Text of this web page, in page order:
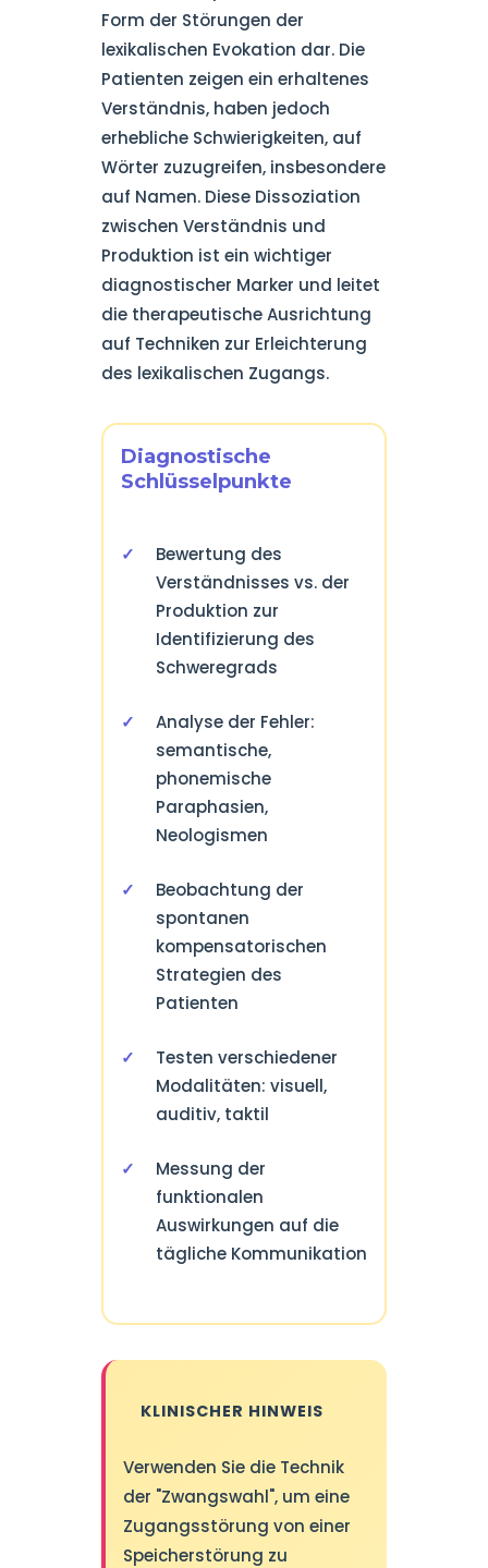
Form der Störungen der
lexikalischen Evokation dar. Die
Patienten zeigen ein erhaltenes
Verständnis, haben jedoch
erhebliche Schwierigkeiten, auf
Wörter zuzugreifen, insbesondere
auf Namen. Diese Dissoziation
zwischen Verständnis und
Produktion ist ein wichtiger
diagnostischer Marker und leitet
die therapeutische Ausrichtung
auf Techniken zur Erleichterung
des lexikalischen Zugangs.
Diagnostische
Schlüsselpunkte
Bewertung des
Verständnisses vs. der
Produktion zur
Identifizierung des
Schweregrads
Analyse der Fehler:
semantische,
phonemische
Paraphasien,
Neologismen
Beobachtung der
spontanen
kompensatorischen
Strategien des
Patienten
Testen verschiedener
Modalitäten: visuell,
auditiv, taktil
Messung der
funktionalen
Auswirkungen auf die
tägliche Kommunikation
KLINISCHER HINWEIS
Verwenden Sie die Technik
der "Zwangswahl", um eine
Zugangsstörung von einer
Speicherstörung zu